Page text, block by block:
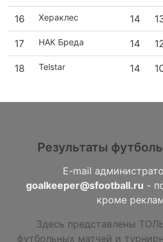
16 Хераклес 14
17 НАК Бреда 14
18 Telstar 14
Результаты
E-mail
goalkeeper@sfootball.ru -
кроме
Здесь представлены
футбольных матчей и